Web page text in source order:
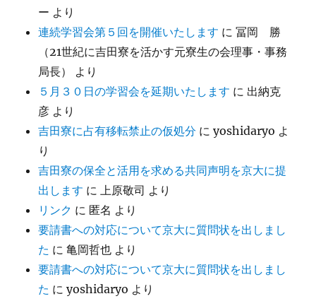
ー より
連続学習会第５回を開催いたします に冨岡 勝
（21世紀に吉田寮を活かす元寮生の会理事・事務
局長）
より
５月３０日の学習会を延期いたします に 出納克
彦 より
吉田寮に占有移転禁止の仮処分 にyoshidaryo よ
り
吉田寮の保全と活用を求める共同声明を京大に提
出します に上原敬司 より
リンク に 匿名 より
要請書への対応について京大に質問状を出しまし
た に亀岡哲也 より
要請書への対応について京大に質問状を出しまし
た にyoshidaryo より